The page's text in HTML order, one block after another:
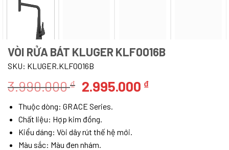
VÒI RỬA BÁT KLUGER KLF0016B
SKU: KLUGER.KLF0016B
3.990.000₫ Giá
là:
3.990.000 ₫.
2.995.000 ₫Giá
Thuộc dòng: GRACE Series.
Chất liệu: Hợp kim đồng.
Kiểu dáng: Vòi dây rút thế hệ mới.
Màu sắc: Màu đen nhám.